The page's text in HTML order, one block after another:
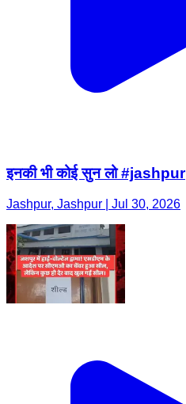
इनकी भी कोई सुन लो #jashpur
Jashpur, Jashpur | Jul 30, 2026